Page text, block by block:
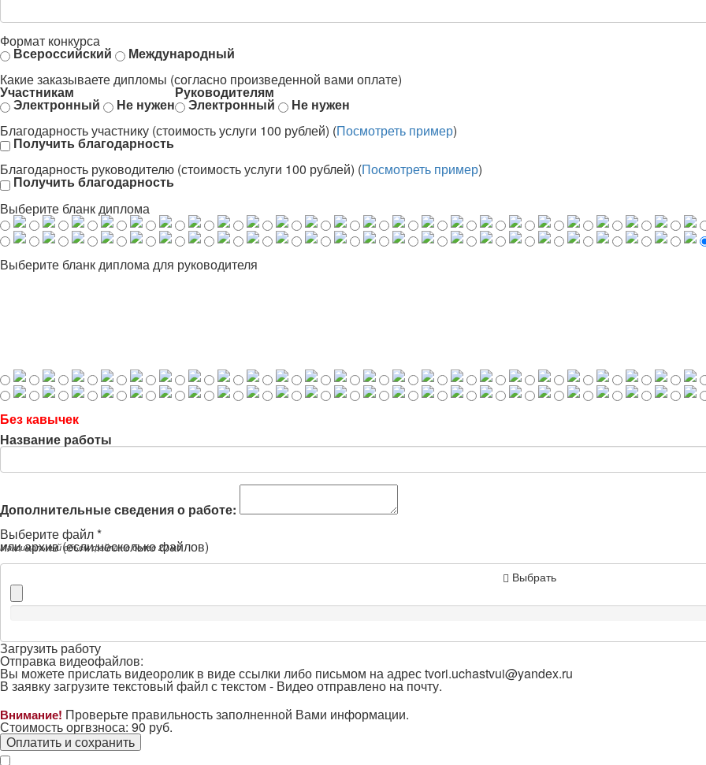
Формат конкурса
Всероссийский
Международный
Какие заказываете дипломы (согласно произведенной вами оплате)
Участникам Руководителям
Электронный Не нужен Электронный
Не нужен
Благодарность участнику (стоимость услуги 100 рублей) (Посмотреть пример)
Получить благодарность
Благодарность руководителю (стоимость услуги 100 рублей) (Посмотреть пример)
Получить благодарность
Выберите бланк диплома
Выберите бланк диплома для руководителя
Без кавычек
Название работы
Дополнительные сведения о работе:
Выберите файл *
или архив (если несколько файлов)
Максимальный объем файла не более 20 мб
Выбрать
Загрузить работу
Отправка видеофайлов:
Вы можете прислать видеоролик в виде ссылки либо письмом на адресtvori.uchastvui@yandex.ru
В заявку загрузите текстовый файл с текстом - Видео отправлено на почту.
Внимание! Проверьте правильность заполненной Вами информации.
Стоимость оргвзноса: 90 руб.
Оплатить и сохранить